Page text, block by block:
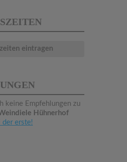
eintragen
keine Empfehlungen zu
Hühnerhof
der erste!